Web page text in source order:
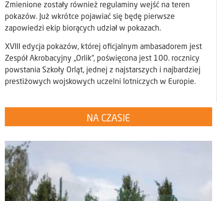
Zmienione zostały również regulaminy wejść na teren
pokazów. Już wkrótce pojawiać się będę pierwsze
zapowiedzi ekip biorących udział w pokazach.
XVIII edycja pokazów, której oficjalnym ambasadorem jest
Zespół Akrobacyjny „Orlik”, poświęcona jest 100. rocznicy
powstania Szkoły Orląt, jednej z najstarszych i najbardziej
prestiżowych wojskowych uczelni lotniczych w Europie.
NA CZASIE